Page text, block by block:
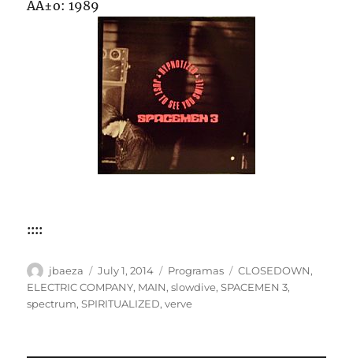
AÃ±o: 1989
::::
Author
jbaeza
Posted
on
July 1, 2014 Categories
Programas Tags
CLOSEDOWN,
ELECTRIC COMPANY, MAIN,slowdive,SPACEMEN 3,
spectrum,SPIRITUALIZED,verve